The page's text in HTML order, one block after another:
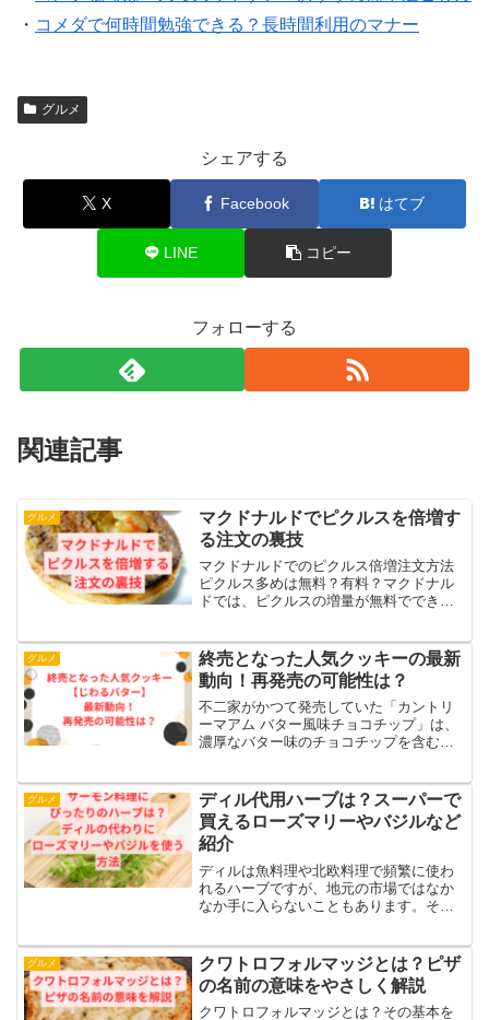
・ コメダで何時間勉強できる？長時間利用のマナー
グルメ
シェアする
X Facebook はてブ
LINE コピー
フォローする
関連記事
グルメ
マクドナルドでピクルスを倍増す
る注文の裏技
マクドナルドでのピクルス倍増注文方法
ピクルス多めは無料？有料？マクドナル
ドでは、ピクルスの増量が無料でできる
してもらえますが、一部の店舗では異な
る対応をすることがあるた...
グルメ
終売となった人気クッキーの最新
動向！再発売の可能性は？
不二家がかつて発売していた「カントリ
ーマアム バター風味チョコチップ」は、
濃厚なバター味のチョコチップを含むク
ッキーに関する最新情報を提供しま
す。・現在の販売状況と再発...
グルメ
ディル代用ハーブは？スーパーで
買えるローズマリーやバジルなど
紹介
ディルは魚料理や北欧料理で頻繁に使わ
れるハーブですが、地元の市場ではなか
なか手に入らないこともあります。そこ
ます。また、サーモン料理に適した代替
ハーブがどれなのかを探り、...
グルメ
クワトロフォルマッジとは？ピザ
の名前の意味をやさしく解説
クワトロフォルマッジとは？その基本を